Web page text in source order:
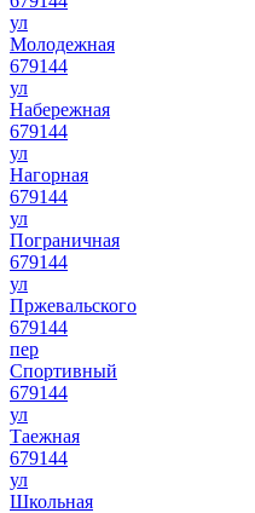
ул
Молодежная
679144
ул
Набережная
679144
ул
Нагорная
679144
ул
Пограничная
679144
ул
Пржевальского
679144
пер
Спортивный
679144
ул
Таежная
679144
ул
Школьная